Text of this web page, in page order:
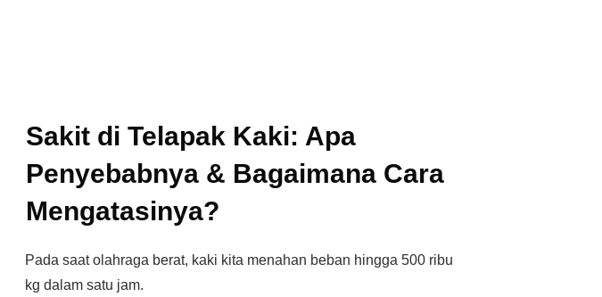
Sakit di Telapak Kaki: Apa
Penyebabnya & Bagaimana Cara
Mengatasinya?
Pada saat olahraga berat, kaki kita menahan beban hingga 500 ribu
kg dalam satu jam.